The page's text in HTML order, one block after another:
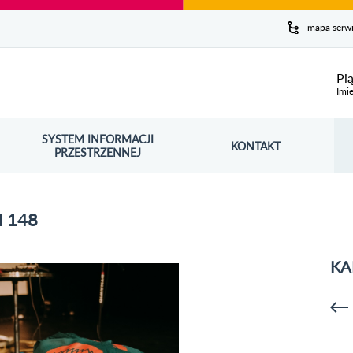
mapa
SYSTEM INFORMACJI
PRZESTRZENNEJ
OTWORZY SIĘ W NOWYM OKNIE KONTAKT
148